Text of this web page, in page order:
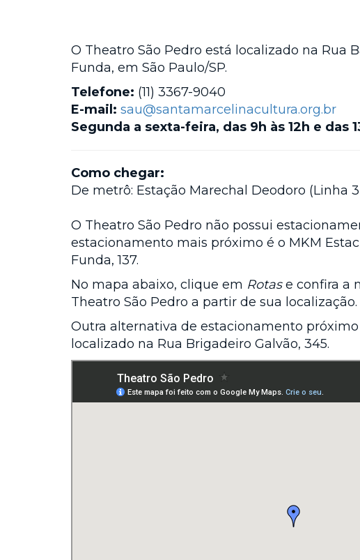
O Theatro São Pedro está localizado na Rua
Funda, em São Paulo/SP.
Telefone: (11) 3367-9040
E-mail: sau@santamarcelinacultura.org.br
Segunda a sexta-feira, das 9h às 12h e das
Como chegar:
De metrô: Estação Marechal Deodoro (Linha
O Theatro São Pedro não possui
estacionamento mais próximo é o MKM
Funda, 137.
No mapa abaixo, clique em Rotase confira a
Theatro São Pedro a partir de sua localização.
Outra alternativa de estacionamento
localizado na Rua Brigadeiro Galvão, 345.